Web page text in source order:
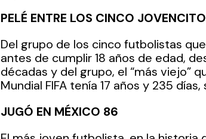
PELÉ ENTRE LOS CINCO
Del grupo de los cinco futbolistas
antes de cumplir 18 años de edad,
décadas y del grupo, el “más viejo”
Mundial FIFA tenía 17 años y 235 días,
JUGÓ EN MÉXICO 86